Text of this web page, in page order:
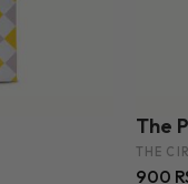
The
THE
900